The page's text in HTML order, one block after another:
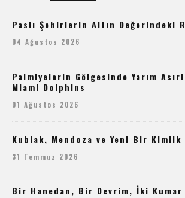
Paslı Şehirlerin Altın Değerindeki
04 Ağustos 2026
Palmiyelerin Gölgesinde Yarım
Miami Dolphins
01 Ağustos 2026
Kubiak, Mendoza ve Yeni Bir Kimlik
31 Temmuz 2026
Bir Hanedan, Bir Devrim, İki Kumar